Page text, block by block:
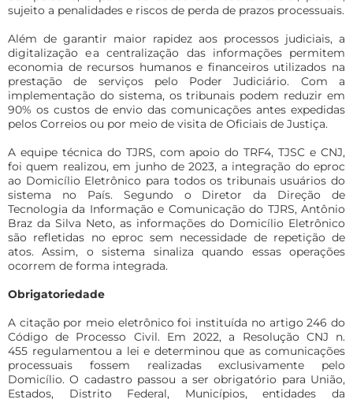
sujeito a penalidades e riscos de perda de prazos processuais.
Além de garantir maior rapidez aos processos judiciais, a
digitalização e a centralização das informações permitem
economia de recursos humanos e financeiros utilizados na
prestação de serviços pelo Poder Judiciário. Com a
implementação do sistema, os tribunais podem reduzir em
90% os custos de envio das comunicações antes expedidas
pelos Correios ou por meio de visita de Oficiais de Justiça.
A equipe técnica do TJRS, com apoio do TRF4, TJSC e CNJ,
foi quem realizou, em junho de 2023, a integração do eproc
ao Domicílio Eletrônico para todos os tribunais usuários do
sistema no País. Segundo o Diretor da Direção de
Tecnologia da Informação e Comunicação do TJRS, Antônio
Braz da Silva Neto, as informações do Domicílio Eletrônico
são refletidas no eproc sem necessidade de repetição de
atos. Assim, o sistema sinaliza quando essas operações
ocorrem de forma integrada.
Obrigatoriedade
A citação por meio eletrônico foi instituída no artigo 246 do
Código de Processo Civil. Em 2022, a Resolução CNJ n.
455 regulamentou a lei e determinou que as comunicações
processuais fossem realizadas exclusivamente pelo
Domicílio. O cadastro passou a ser obrigatório para União,
Estados, Distrito Federal, Municípios, entidades da